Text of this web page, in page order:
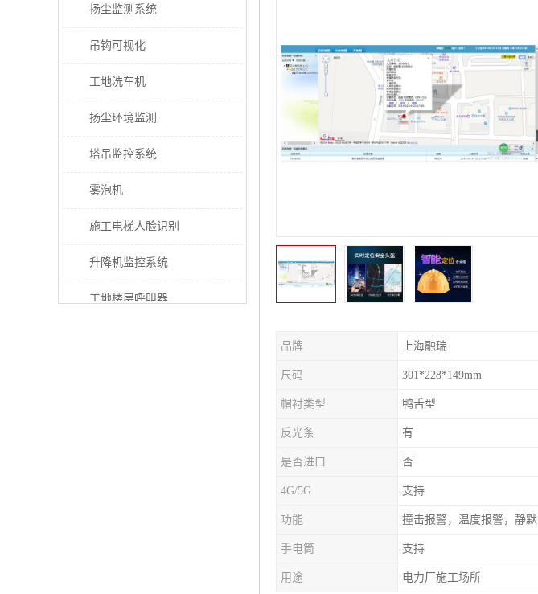
扬尘监测系统
吊钩可视化
工地洗车机
扬尘环境监测
塔吊监控系统
雾泡机
施工电梯人脸识别
升降机监控系统
工地楼层呼叫器
品牌 上海融瑞
尺码 301*228*149mm
帽衬类型 鸭舌型
反光条 有
是否进口 否
4G/5G 支持
功能 撞击报警，温度报警，静默
手电筒 支持
用途 电力厂施工场所